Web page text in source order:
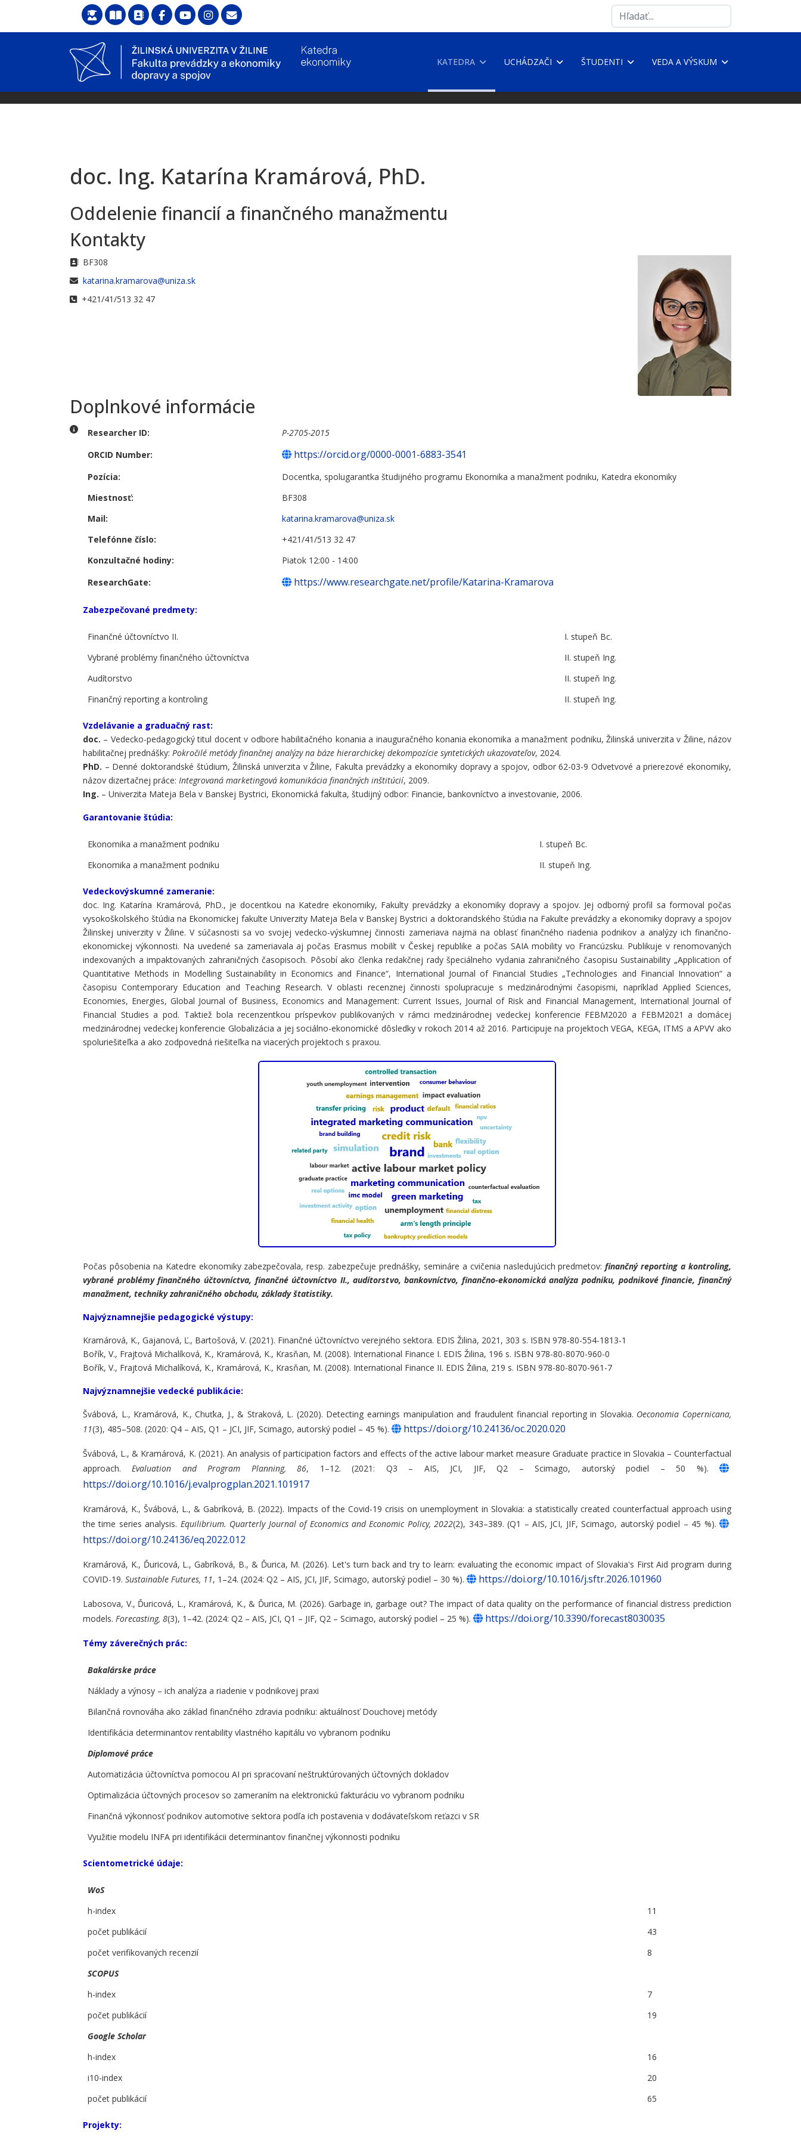
Search
...
KATEDRA UCHÁDZAČI ŠTUDENTI VEDA A VÝSKUM
doc. Ing. Katarína Kramárová, PhD.
Oddelenie financií a finančného manažmentu
Kontakty
Adresa
BF308
E-mail
katarina.kramarova@uniza.sk
Telefónne číslo
+421/41/513 32 47
Doplnkové informácie
Doplnkové informácie
Researcher ID:
P-2705-2015
ORCID Number:
https://orcid.org/0000-0001-6883-3541
Pozícia:
Docentka, spolugarantka študijného programu Ekonomika a manažment podniku, Katedra ekonomiky
Miestnosť:
BF308
Mail:
katarina.kramarova@uniza.sk
Telefónne číslo:
+421/41/513 32 47
Konzultačné hodiny:
Piatok 12:00 - 14:00
ResearchGate:
https://www.researchgate.net/profile/Katarina-Kramarova
Zabezpečované predmety:
Finančné účtovníctvo II.
I. stupeň Bc.
Vybrané problémy finančného účtovníctva
II. stupeň Ing.
Audítorstvo
II. stupeň Ing.
Finančný reporting a kontroling
II. stupeň Ing.
Vzdelávanie a graduačný rast:
doc. – Vedecko-pedagogický titul docent v odbore habilitačného konania a inauguračného konania ekonomika a manažment podniku, Žilinská univerzita v Žiline, názov
habilitačnej prednášky: Pokročilé metódy finančnej analýzy na báze hierarchickej dekompozície syntetických ukazovateľov, 2024.
PhD. – Denné doktorandské štúdium, Žilinská univerzita v Žiline, Fakulta prevádzky a ekonomiky dopravy a spojov, odbor 62-03-9 Odvetvové a prierezové ekonomiky,
názov dizertačnej práce: Integrovaná marketingová komunikácia finančných inštitúcií, 2009.
Ing. – Univerzita Mateja Bela v Banskej Bystrici, Ekonomická fakulta, študijný odbor: Financie, bankovníctvo a investovanie, 2006.
Garantovanie štúdia:
Ekonomika a manažment podniku
I. stupeň Bc.
Ekonomika a manažment podniku
II. stupeň Ing.
Vedeckovýskumné zameranie:
doc. Ing. Katarína Kramárová, PhD., je docentkou na Katedre ekonomiky, Fakulty prevádzky a ekonomiky dopravy a spojov. Jej odborný profil sa formoval počas
vysokoškolského štúdia na Ekonomickej fakulte Univerzity Mateja Bela v Banskej Bystrici a doktorandského štúdia na Fakulte prevádzky a ekonomiky dopravy a spojov
Žilinskej univerzity v Žiline. V súčasnosti sa vo svojej vedecko-výskumnej činnosti zameriava najmä na oblasť finančného riadenia podnikov a analýzy ich finančno-
ekonomickej výkonnosti. Na uvedené sa zameriavala aj počas Erasmus mobilít v Českej republike a počas SAIA mobility vo Francúzsku. Publikuje v renomovaných
indexovaných a impaktovaných zahraničných časopisoch. Pôsobí ako členka redakčnej rady špeciálneho vydania zahraničného časopisu Sustainability „Application of
Quantitative Methods in Modelling Sustainability in Economics and Finance“, International Journal of Financial Studies „Technologies and Financial Innovation“ a
časopisu Contemporary Education and Teaching Research. V oblasti recenznej činnosti spolupracuje s medzinárodnými časopismi, napríklad Applied Sciences,
Economies, Energies, Global Journal of Business, Economics and Management: Current Issues, Journal of Risk and Financial Management, International Journal of
Financial Studies a pod. Taktiež bola recenzentkou príspevkov publikovaných v rámci medzinárodnej vedeckej konferencie FEBM2020 a FEBM2021 a domácej
medzinárodnej vedeckej konferencie Globalizácia a jej sociálno-ekonomické dôsledky v rokoch 2014 až 2016. Participuje na projektoch VEGA, KEGA, ITMS a APVV ako
spoluriešiteľka a ako zodpovedná riešiteľka na viacerých projektoch s praxou.
Počas pôsobenia na Katedre ekonomiky zabezpečovala, resp. zabezpečuje prednášky, semináre a cvičenia nasledujúcich predmetov:finančný reporting a kontroling,
vybrané problémy finančného účtovníctva, finančné účtovníctvo II., audítorstvo, bankovníctvo, finančno-ekonomická analýza podniku, podnikové financie, finančný
manažment, techniky zahraničného obchodu, základy štatistiky.
Najvýznamnejšie pedagogické výstupy:
Kramárová, K., Gajanová, Ľ., Bartošová, V. (2021). Finančné účtovníctvo verejného sektora. EDIS Žilina, 2021, 303 s. ISBN 978-80-554-1813-1
Bořík, V., Frajtová Michalíková, K., Kramárová, K., Krasňan, M. (2008). International Finance I. EDIS Žilina, 196 s. ISBN 978-80-8070-960-0
Bořík, V., Frajtová Michalíková, K., Kramárová, K., Krasňan, M. (2008). International Finance II. EDIS Žilina, 219 s. ISBN 978-80-8070-961-7
Najvýznamnejšie vedecké publikácie:
Švábová, L., Kramárová, K., Chuťka, J., & Straková, L. (2020). Detecting earnings manipulation and fraudulent financial reporting in Slovakia. Oeconomia Copernicana,
11(3), 485–508. (2020: Q4 – AIS, Q1 – JCI, JIF, Scimago, autorský podiel – 45 %). https://doi.org/10.24136/oc.2020.020
Švábová, L., & Kramárová, K. (2021). An analysis of participation factors and effects of the active labour market measure Graduate practice in Slovakia – Counterfactual
approach. Evaluation and Program Planning, 86, 1–12. (2021: Q3 – AIS, JCI, JIF, Q2 – Scimago, autorský podiel – 50 %).
https://doi.org/10.1016/j.evalprogplan.2021.101917
Kramárová, K., Švábová, L., & Gabríková, B. (2022). Impacts of the Covid-19 crisis on unemployment in Slovakia: a statistically created counterfactual approach using
the time series analysis. Equilibrium. Quarterly Journal of Economics and Economic Policy, 2022(2), 343–389. (Q1 – AIS, JCI, JIF, Scimago, autorský podiel – 45 %).
https://doi.org/10.24136/eq.2022.012
Kramárová, K., Ďuricová, L., Gabríková, B., & Ďurica, M. (2026). Let's turn back and try to learn: evaluating the economic impact of Slovakia's First Aid program during
COVID-19. Sustainable Futures, 11, 1–24. (2024: Q2 – AIS, JCI, JIF, Scimago, autorský podiel – 30 %). https://doi.org/10.1016/j.sftr.2026.101960
Labosova, V., Ďuricová, L., Kramárová, K., & Ďurica, M. (2026). Garbage in, garbage out? The impact of data quality on the performance of financial distress prediction
models. Forecasting, 8(3), 1–42. (2024: Q2 – AIS, JCI, Q1 – JIF, Q2 – Scimago, autorský podiel – 25 %). https://doi.org/10.3390/forecast8030035
Témy záverečných prác:
Bakalárske práce
Náklady a výnosy – ich analýza a riadenie v podnikovej praxi
Bilančná rovnováha ako základ finančného zdravia podniku: aktuálnosť Douchovej metódy
Identifikácia determinantov rentability vlastného kapitálu vo vybranom podniku
Diplomové práce
Automatizácia účtovníctva pomocou AI pri spracovaní neštruktúrovaných účtovných dokladov
Optimalizácia účtovných procesov so zameraním na elektronickú fakturáciu vo vybranom podniku
Finančná výkonnosť podnikov automotive sektora podľa ich postavenia v dodávateľskom reťazci v SR
Využitie modelu INFA pri identifikácii determinantov finančnej výkonnosti podniku
Scientometrické údaje:
WoS
h-index
11
počet publikácií
43
počet verifikovaných recenzií
8
SCOPUS
h-index
7
počet publikácií
19
Google Scholar
h-index
16
i10-index
20
počet publikácií
65
Projekty: